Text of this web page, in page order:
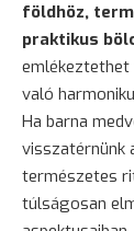
földhöz,
praktikus
való
Ha barna
visszatérnünk
természetes
túlságosan